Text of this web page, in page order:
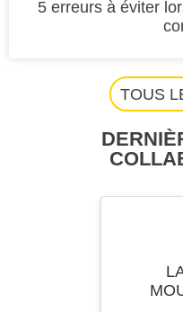
5 erreurs à éviter
TOUS